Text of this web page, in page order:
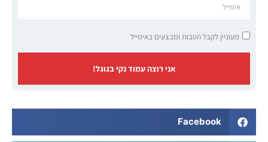
מעוניין לקבל הטבות ומבצעים באימייל
אני רוצה עמוד נקי בגוגל!
Facebook